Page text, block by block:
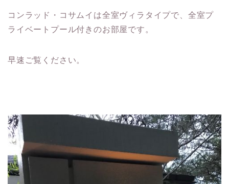
コンラッド・コサムイは全室ヴィラタイプで、全室プ
ライベートプール付きのお部屋です。
早速ご覧ください。